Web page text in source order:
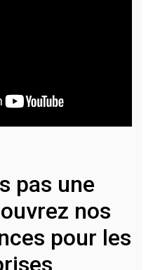
pas une
nos
pour les